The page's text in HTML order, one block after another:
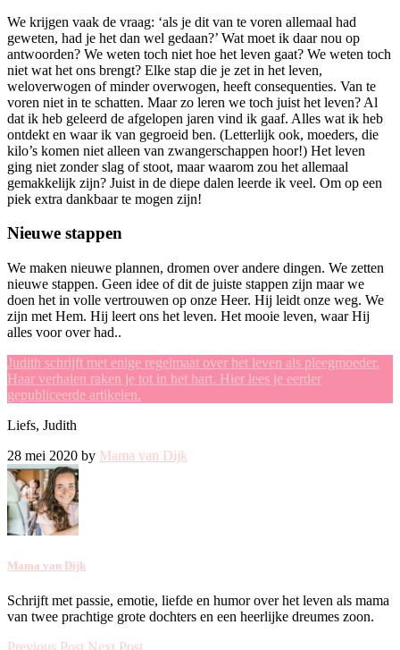
We krijgen vaak de vraag: ‘als je dit van te voren allemaal had
geweten, had je het dan wel gedaan?’ Wat moet ik daar nou op
antwoorden? We weten toch niet hoe het leven gaat? We weten toch
niet wat het ons brengt? Elke stap die je zet in het leven,
weloverwogen of minder overwogen, heeft consequenties. Van te
voren niet in te schatten. Maar zo leren we toch juist het leven? Al
dat ik heb geleerd de afgelopen jaren vind ik gaaf. Alles wat ik heb
ontdekt en waar ik van gegroeid ben. (Letterlijk ook, moeders, die
kilo’s komen niet alleen van zwangerschappen hoor!) Het leven
ging niet zonder slag of stoot, maar waarom zou het allemaal
gemakkelijk zijn? Juist in de diepe dalen leerde ik veel. Om op een
piek extra dankbaar te mogen zijn!
Nieuwe stappen
We maken nieuwe plannen, dromen over andere dingen. We zetten
nieuwe stappen. Geen idee of dit de juiste stappen zijn maar we
doen het in volle vertrouwen op onze Heer. Hij leidt onze weg. We
zijn met Hem. Hij leert ons het leven. Het mooie leven, waar Hij
alles voor over had..
Judith schrijft met enige regelmaat over het leven als pleegmoeder.
Haar verhalen raken je tot in het hart. Hier lees je eerder
gepubliceerde artikelen.
Liefs, Judith
28 mei 2020 by Mama van Dijk
Mama van Dijk
Schrijft met passie, emotie, liefde en humor over het leven als mama
van twee prachtige grote dochters en een heerlijke dreumes zoon.